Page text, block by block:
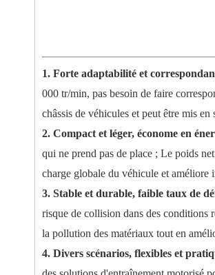
1. Forte adaptabilité et
000 tr/min, pas besoin de faire
châssis de véhicules et peut être mis
2. Compact et léger, économe en
qui ne prend pas de place ; Le poids
charge globale du véhicule et améliore
3. Stable et durable, faible taux de
risque de collision dans des conditions
la pollution des matériaux tout en
4. Divers scénarios, flexibles et